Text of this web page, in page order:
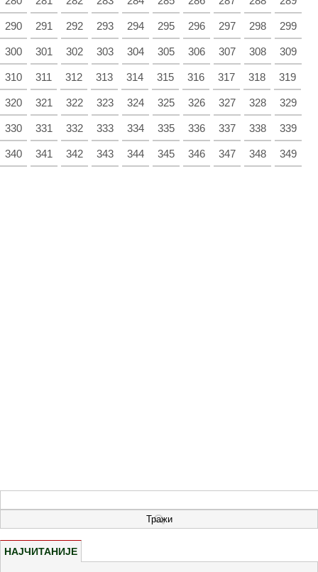
290 291 292 293 294 295 296 297 298 299
300 301 302 303 304 305 306 307 308 309
310 311 312 313 314 315 316 317 318 319
320 321 322 323 324 325 326 327 328 329
330 331 332 333 334 335 336 337 338 339
340 341 342 343 344 345 346 347 348 349
НАЈЧИТАНИЈЕ